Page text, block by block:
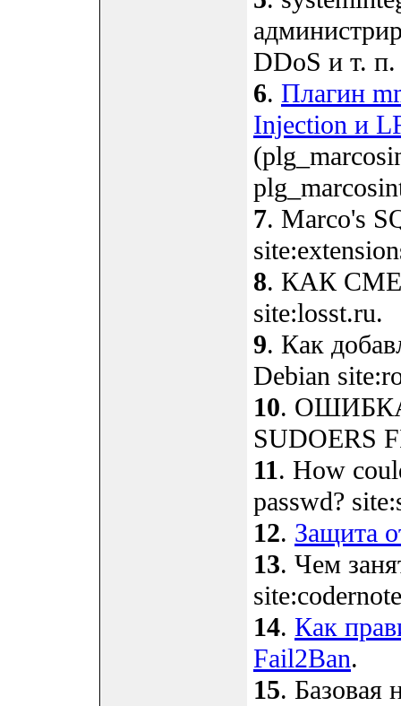
DDoS и т. п.
6. Плагин
Injection и
7. Marco's
8. КАК
site:losst.ru.
9. Как
Debian
10. ОШИБКА
SUDOERS
11. How
passwd?
12. Защита
13. Чем
14. Как
Fail2Ban.
15. Базовая